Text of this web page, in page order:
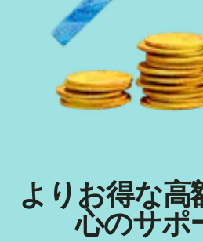
よりお得な高
心のサポ